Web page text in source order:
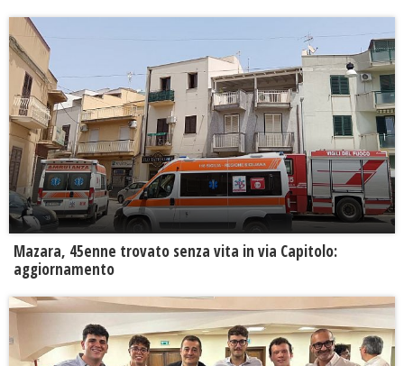
Mazara, 45enne trovato senza vita in via Capitolo:
aggiornamento